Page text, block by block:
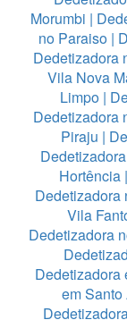
Morumbi |
no Paraiso |
Dedetizadora
Vila Nova
Limpo |
Dedetizadora
Piraju |
Hortência |
Dedetizadora
Vila
Dedetizadora
Dedetizadora
em Santo